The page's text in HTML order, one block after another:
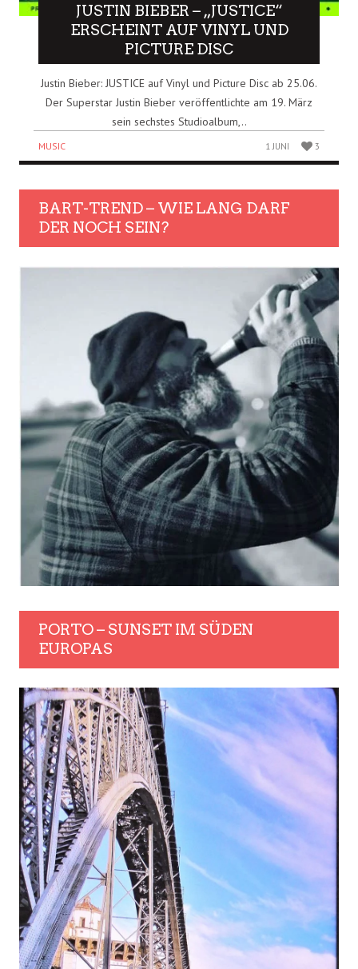
JUSTIN BIEBER – „JUSTICE“
ERSCHEINT AUF VINYL UND
PICTURE DISC
Justin Bieber: JUSTICE auf Vinyl und Picture Disc ab 25.06.
Der Superstar Justin Bieber veröffentlichte am 19. März
sein sechstes Studioalbum,..
MUSIC 1 JUNI 3
BART-TREND – WIE LANG DARF
DER NOCH SEIN?
PORTO – SUNSET IM SÜDEN
EUROPAS